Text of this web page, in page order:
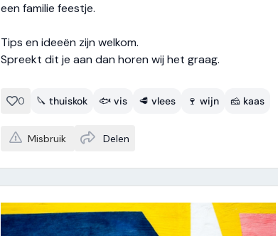
een familie feestje.
Tips en ideeën zijn welkom.
Spreekt dit je aan dan horen wij het graag.
0 🔪 thuiskok 🐟 vis 🥩 vlees 🍷 wijn 🧀 kaas
Misbruik Delen